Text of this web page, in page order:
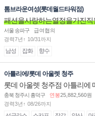
톰브라운여성(롯데월드타워점)
패션을사랑하는열정을가진직
서울 송파구
급여협의
경력7년↑ 10/31까지
남성 잡화 향수
아틀리에/롯데 아울렛 청주
롯데 아울렛 청주점 아틀리에
충북 청주시 흥덕구 연봉25,882,560원
경력3년↑ 08/26까지